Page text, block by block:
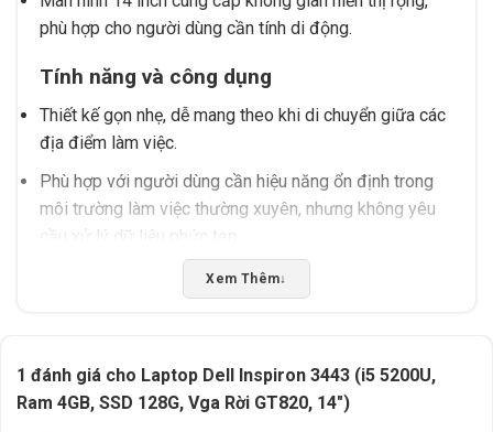
phù hợp cho người dùng cần tính di động.
Tính năng và công dụng
Thiết kế gọn nhẹ, dễ mang theo khi di chuyển giữa các
địa điểm làm việc.
Phù hợp với người dùng cần hiệu năng ổn định trong
môi trường làm việc thường xuyên, nhưng không yêu
cầu xử lý dữ liệu phức tạp.
Nên kiểm tra thông số thực tế trước khi mua để đảm
bảo thiết bị tương thích với các phần mềm hoặc ứng
Đối tượng sử dụng
Lý tưởng cho sinh viên, nhân viên văn phòng hoặc
Xem Thêm↓
1 đánh giá cho Laptop Dell Inspiron 3443 (i5 5200U,
Ram 4GB, SSD 128G, Vga Rời GT820, 14″)